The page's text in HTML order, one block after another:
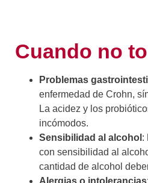
Cuando no
Problemas
enfermedad de Crohn,
La acidez y los
incómodos.
Sensibilidad al alcohol :
con sensibilidad al
cantidad de alcohol